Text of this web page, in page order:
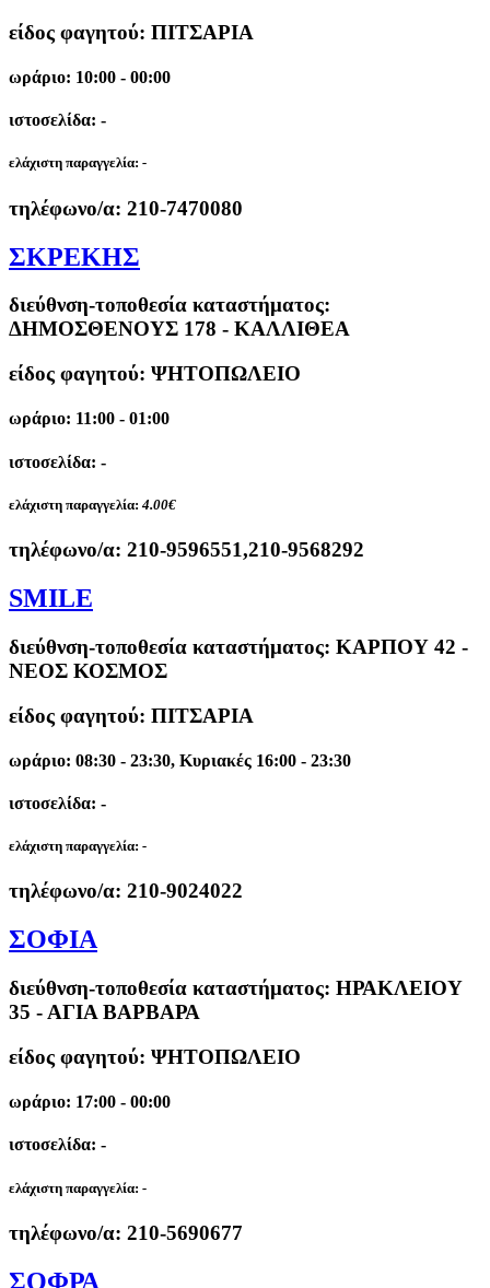
είδος φαγητού: ΠΙΤΣΑΡΙΑ
ωράριο: 10:00 - 00:00
ιστοσελίδα: -
ελάχιστη παραγγελία: -
τηλέφωνο/α: 210-7470080
ΣΚΡΕΚΗΣ
διεύθνση-τοποθεσία καταστήματος:
ΔΗΜΟΣΘΕΝΟΥΣ 178 - ΚΑΛΛΙΘΕΑ
είδος φαγητού: ΨΗΤΟΠΩΛΕΙΟ
ωράριο: 11:00 - 01:00
ιστοσελίδα: -
ελάχιστη παραγγελία: 4.00€
τηλέφωνο/α: 210-9596551,210-9568292
SMILE
διεύθνση-τοποθεσία καταστήματος: ΚΑΡΠΟΥ 42 -
ΝΕΟΣ ΚΟΣΜΟΣ
είδος φαγητού: ΠΙΤΣΑΡΙΑ
ωράριο: 08:30 - 23:30, Κυριακές 16:00 - 23:30
ιστοσελίδα: -
ελάχιστη παραγγελία: -
τηλέφωνο/α: 210-9024022
ΣΟΦΙΑ
διεύθνση-τοποθεσία καταστήματος: ΗΡΑΚΛΕΙΟΥ
35 - ΑΓΙΑ ΒΑΡΒΑΡΑ
είδος φαγητού: ΨΗΤΟΠΩΛΕΙΟ
ωράριο: 17:00 - 00:00
ιστοσελίδα: -
ελάχιστη παραγγελία: -
τηλέφωνο/α: 210-5690677
ΣΟΦΡΑ